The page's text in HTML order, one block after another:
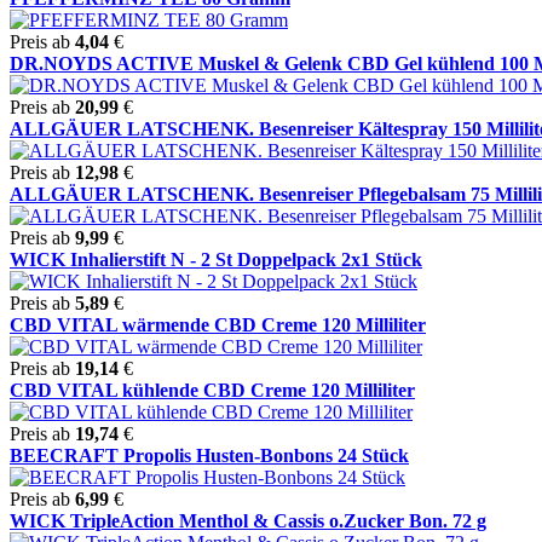
Preis ab 4,04 €
DR.NOYDS ACTIVE Muskel & Gelenk CBD Gel kühlend 100
Preis ab 20,99 €
ALLGÄUER LATSCHENK. Besenreiser Kältespray 150
Preis ab 12,98 €
ALLGÄUER LATSCHENK. Besenreiser Pflegebalsam 75
Preis ab 9,99 €
WICK Inhalierstift N - 2 St Doppelpack 2x1 Stück
Preis ab 5,89 €
CBD VITAL wärmende CBD Creme 120 Milliliter
Preis ab 19,14 €
CBD VITAL kühlende CBD Creme 120 Milliliter
Preis ab 19,74 €
BEECRAFT Propolis Husten-Bonbons 24 Stück
Preis ab 6,99 €
WICK TripleAction Menthol & Cassis o.Zucker Bon. 72 g